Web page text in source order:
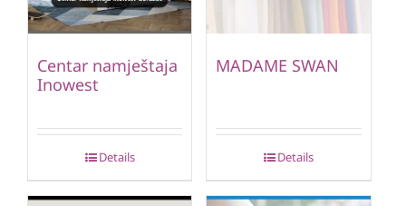
Centar namještaja
Inowest
Details
MADAME SWAN
Details